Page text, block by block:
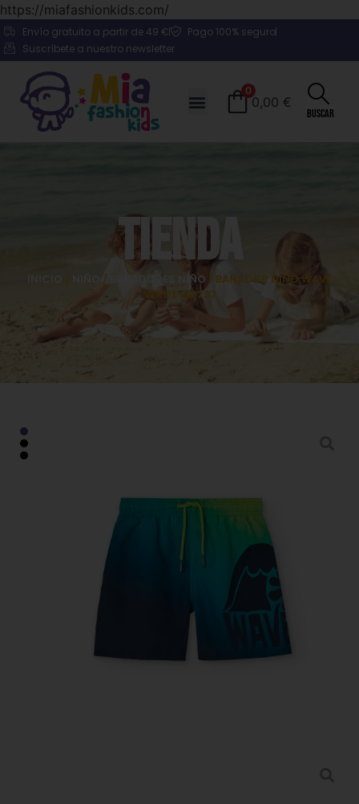
https://miafashionkids.com/
Envío gratuito a partir de 49 €
Pago 100% seguro
Suscríbete a nuestro newsletter
0
0,00 €
Buscar
Tienda
/ / BAÑADORES NIÑO / BAÑADOR NIÑO WAVE
VERDE 831237